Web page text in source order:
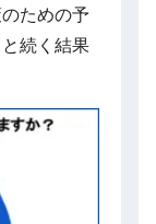
ための予
続く結果